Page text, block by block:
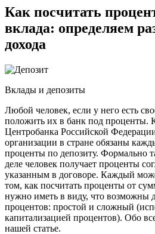
Как посчитать
вклада: определяем
дохода
Вклады и депозиты
Любой человек, если у него есть
положить их в банк под проценты.
Центробанка Российской
организации в стране обязаны
проценты по депозиту. Формально
деле человек получает проценты
указанным в договоре. Каждый
том, как посчитать проценты от
нужно иметь в виду, что возможны
процентов: простой и сложный
капитализацией процентов). Обо
нашей статье.